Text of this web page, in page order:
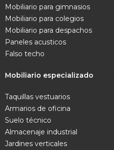
Mobiliario para gimnasios
Mobiliario para colegios
Mobiliario para despachos
Paneles acusticos
Falso techo
Mobiliario especializado
Taquillas vestuarios
Armarios de oficina
Suelo técnico
Almacenaje industrial
Jardines verticales